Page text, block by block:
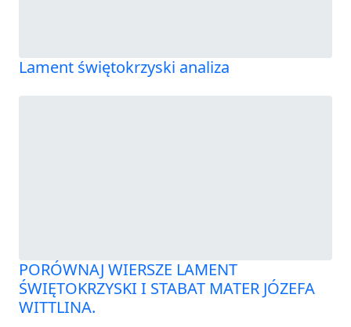
Lament świętokrzyski analiza
PORÓWNAJ WIERSZE LAMENT
ŚWIĘTOKRZYSKI I STABAT MATER JÓZEFA
WITTLINA.